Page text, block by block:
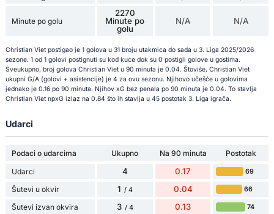
Minute po golu
2270
Minute po
golu
N/A N/A
Christian Viet postigao je 1 golova u 31 broju utakmica do sada u 3. Liga 2025/2026
sezone. 1 od 1 golovi postignuti su kod kuće dok su 0 postigli golove u gostima.
Sveukupno, broj golova Christian Viet u 90 minuta je 0.04. Štoviše, Christian Viet
ukupni G/A (golovi + asistencije) je 4 za ovu sezonu. Njihovo učešće u golovima
jednako je 0.16 po 90 minuta. Njihov xG bez penala po 90 minuta je 0.04. To stavlja
Christian Viet npxG izlaz na 0.84 što ih stavlja u 45 postotak 3. Liga igrača.
Udarci
Podaci o udarcima Ukupno Na 90 minuta
Postotak
Udarci
4 0.17 69
Šutevi u okvir 1 / 4 0.04 66
Šutevi izvan okvira 3 / 4 0.13 74